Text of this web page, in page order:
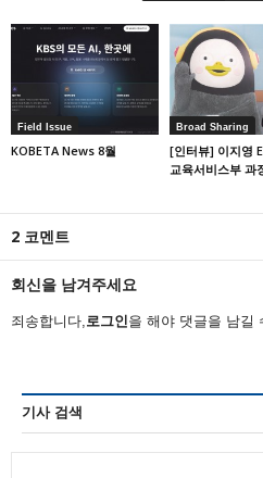
Field Issue
KOBETA News 8월
Broad Sharing
[인터뷰] 이지영
교육서비스부 과
2 코멘트
회신을 남겨주세요
죄송합니다, 로그인을 해야 댓글을 남길
기사 검색